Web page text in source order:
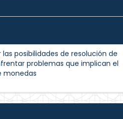
posibilidades de resolución de
problemas que implican el
monedas